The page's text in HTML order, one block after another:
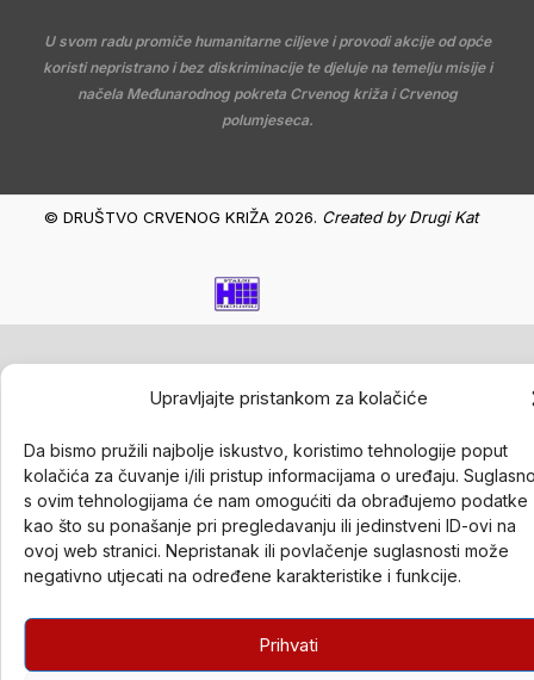
Upravljajte pristankom za kolačiće
Da bismo pružili najbolje iskustvo, koristimo tehnologije poput
kolačića za čuvanje i/ili pristup informacijama o uređaju.
s ovim tehnologijama će nam omogućiti da obrađujemo podatke
kao što su ponašanje pri pregledavanju ili jedinstveni ID-ovi na
ovoj web stranici. Nepristanak ili povlačenje suglasnosti može
negativno utjecati na određene karakteristike i funkcije.
Prihvati
U svom radu promiče humanitarne ciljeve i provodi akcije od opće
koristi nepristrano i bez diskriminacije te djeluje na temelju misije i
načela Međunarodnog pokreta Crvenog križa i Crvenog
polumjeseca.
© DRUŠTVO CRVENOG KRIŽA 2026. Created byDrugi Kat